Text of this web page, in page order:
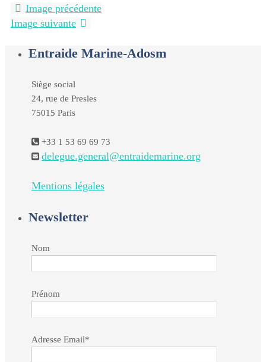
Image précédente
Image suivante
Entraide Marine-Adosm
Siège social
24, rue de Presles
75015 Paris
+33 1 53 69 69 73
delegue.general@entraidemarine.org
Mentions légales
Newsletter
Nom
Prénom
Adresse Email*